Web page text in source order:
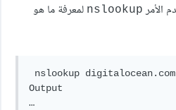
الأمر nslookup لمعرفة ما هو
nslookup
Output
…